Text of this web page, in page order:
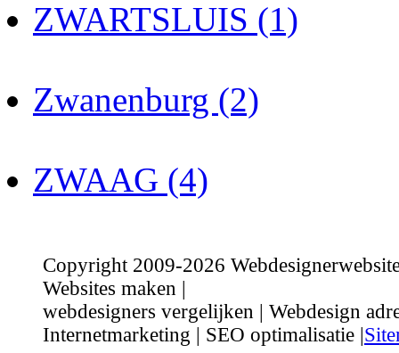
ZWARTSLUIS (1)
Zwanenburg (2)
ZWAAG (4)
Copyright 2009-2026
Websites maken |
webdesigners vergelijken | Webdesign
Internetmarketing | SEO optimalisatie |